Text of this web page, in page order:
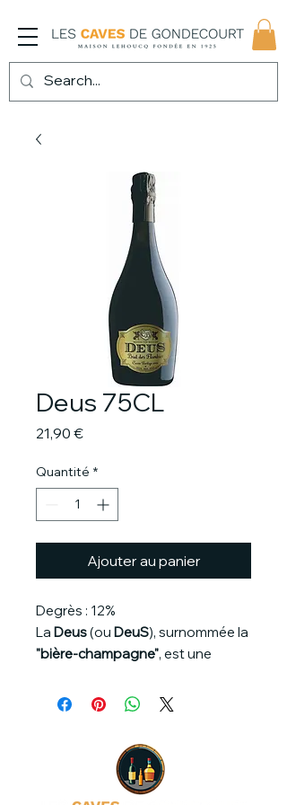
Deus 75CL
21,90 €Prix
Quantité *
Ajouter au panier
Degrès : 12%
La Deus(ou DeuS), surnommée la
"bière-champagne", est une
mondes. Brassée en Belgique
Champagne pour y subir une
méthode de refermentation